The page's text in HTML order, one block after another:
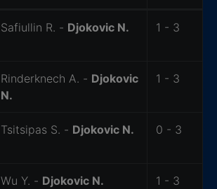
Safiullin R. - Djokovic N. 1 - 3
Rinderknech A. - Djokovic
N.
1 - 3
Tsitsipas S. - Djokovic N. 0 - 3
Wu Y. - Djokovic N. 1 - 3